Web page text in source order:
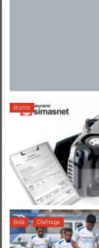
Bisnis
Bola Olahraga